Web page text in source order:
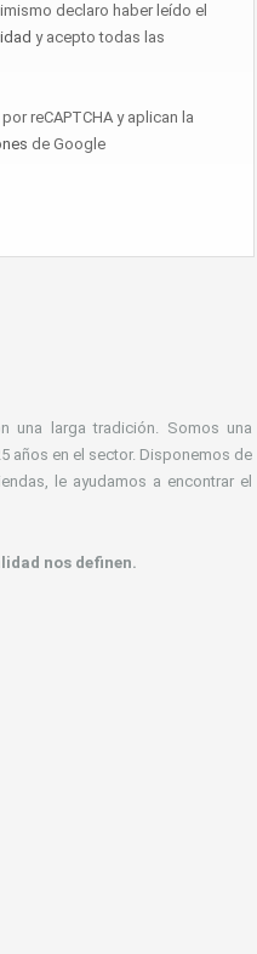
declaro haber leído el
y acepto todas las
reCAPTCHA y aplican la
de Google
una larga tradición. Somos una
años en el sector. Disponemos de
le ayudamos a encontrar el
nos definen.